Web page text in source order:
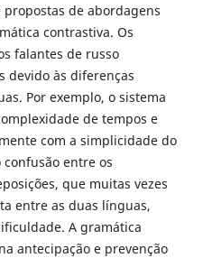
de abordagens
contrastiva. Os
falantes de russo
devido às diferenças
Por exemplo, o sistema
de tempos e
com a simplicidade do
entre os
que muitas vezes
entre as duas línguas,
A gramática
antecipação e prevenção